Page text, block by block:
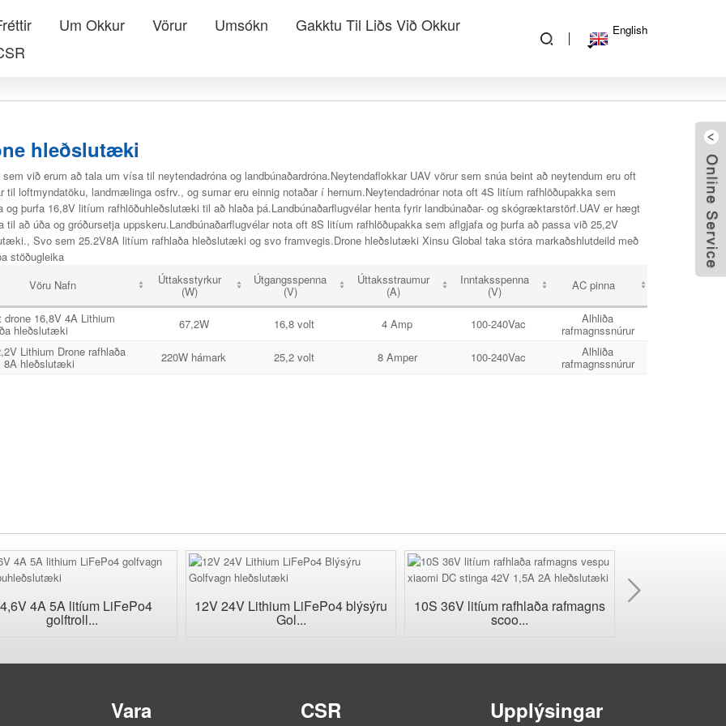
Um Okkur Vörur Umsókn
Gakktu Til Liðs Við Okkur
English
hleðslutæki
sem við erum að tala um vísa til neytendadróna og landbúnaðardróna.Neytendaflokkar UAV vörur sem snúa beint að neytendum eru oft
til loftmyndatöku, landmælinga osfrv., og sumar eru einnig notaðar í hernum.Neytendadrónar nota oft 4S litíum rafhlöðupakka sem
og þurfa 16,8V litíum rafhlöðuhleðslutæki til að hlaða þá.Landbúnaðarflugvélar henta fyrir landbúnaðar- og skógræktarstörf.UAV er hægt
til að úða og gróðursetja uppskeru.Landbúnaðarflugvélar nota oft 8S litíum rafhlöðupakka sem aflgjafa og þurfa að passa við 25,2V
Svo sem 25.2V8A litíum rafhlaða hleðslutæki og svo framvegis.Drone hleðslutæki Xinsu Global taka stóra markaðshlutdeild með
stöðugleika
Vöru Nafn
Úttaksstyrkur
(W)
Útgangsspenna
(V)
Úttaksstraumur
(A)
Inntaksspenna
(V) AC pinna
drone 16,8V 4A Lithium
hleðslutæki 67,2W 16,8 volt 4 Amp 100-240Vac Alhliða
rafmagnssnúrur
Lithium Drone rafhlaða
8A hleðslutæki 220W hámark 25,2 volt 8 Amper 100-240Vac Alhliða
rafmagnssnúrur
4A 5A litíum LiFePo4
golftroll...
12V 24V Lithium LiFePo4 blýsýru
Gol...
10S 36V litíum rafhlaða rafmagns
scoo...
Vara CSR Upplýsingar